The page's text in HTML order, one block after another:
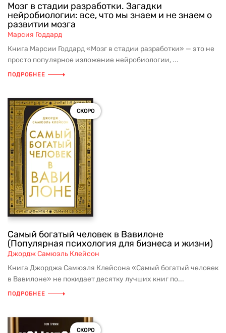
Мозг в стадии разработки. Загадки
нейробиологии: все, что мы знаем и не знаем о
развитии мозга
Марсия Годдард
Книга Марсии Годдард «Мозг в стадии разработки» — это не
просто популярное изложение нейробиологии, ...
ПОДРОБНЕЕ
СКОРО
Самый богатый человек в Вавилоне
(Популярная психология для бизнеса и жизни)
Джордж Самюэль Клейсон
Книга Джорджа Самюэля Клейсона «Самый богатый человек
в Вавилоне» не покидает десятку лучших книг по...
ПОДРОБНЕЕ
СКОРО